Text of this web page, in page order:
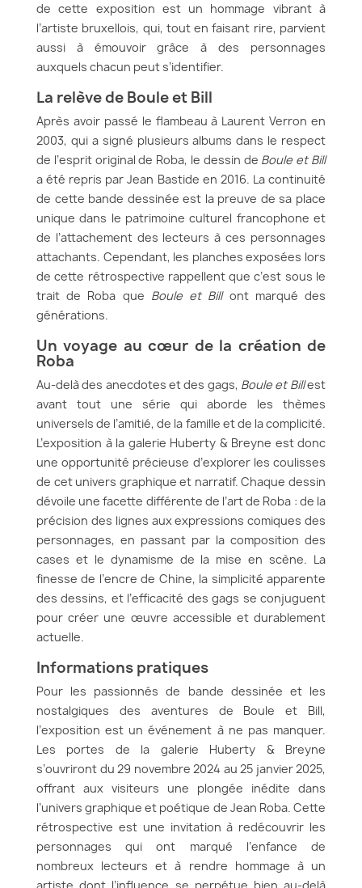
de cette exposition est un hommage vibrant à
l’artiste bruxellois, qui, tout en faisant rire, parvient
aussi à émouvoir grâce à des personnages
auxquels chacun peut s’identifier.
La relève de Boule et Bill
Après avoir passé le flambeau à Laurent Verron en
2003, qui a signé plusieurs albums dans le respect
de l’esprit original de Roba, le dessin de Boule et Bill
a été repris par Jean Bastide en 2016. La continuité
de cette bande dessinée est la preuve de sa place
unique dans le patrimoine culturel francophone et
de l’attachement des lecteurs à ces personnages
attachants. Cependant, les planches exposées lors
de cette rétrospective rappellent que c’est sous le
trait de Roba que Boule et Billont marqué des
générations.
Un voyage au cœur de la création de
Roba
Au-delà des anecdotes et des gags, Boule et Billest
avant tout une série qui aborde les thèmes
universels de l’amitié, de la famille et de la complicité.
L’exposition à la galerie Huberty & Breyne est donc
une opportunité précieuse d’explorer les coulisses
de cet univers graphique et narratif. Chaque dessin
dévoile une facette différente de l’art de Roba : de la
précision des lignes aux expressions comiques des
personnages, en passant par la composition des
cases et le dynamisme de la mise en scène. La
finesse de l’encre de Chine, la simplicité apparente
des dessins, et l’efficacité des gags se conjuguent
pour créer une œuvre accessible et durablement
actuelle.
Informations pratiques
Pour les passionnés de bande dessinée et les
nostalgiques des aventures de Boule et Bill,
l’exposition est un événement à ne pas manquer.
Les portes de la galerie Huberty & Breyne
s’ouvriront du 29 novembre 2024 au 25 janvier 2025,
offrant aux visiteurs une plongée inédite dans
l’univers graphique et poétique de Jean Roba. Cette
rétrospective est une invitation à redécouvrir les
personnages qui ont marqué l’enfance de
nombreux lecteurs et à rendre hommage à un